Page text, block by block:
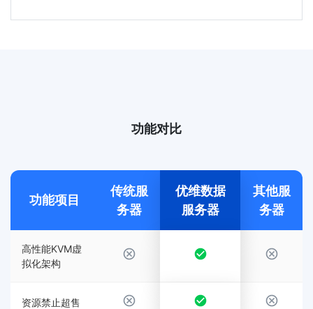
功能对比
功能项目
传统服
务器
优维数据
服务器
其他服
务器
高性能KVM虚
拟化架构
资源禁止超售